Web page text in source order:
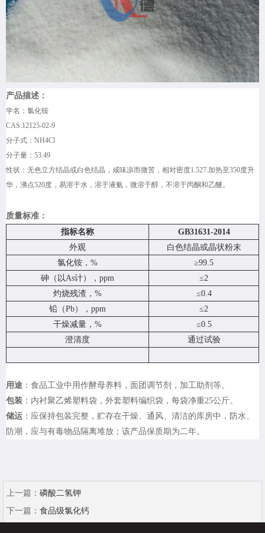
产品描述：
学名：氯化铵
CAS:12125-02-9
分子式：NH4Cl
分子量：53.49
性状：无色立方结晶或白色结晶，咸味凉而微苦，相对密度1.527.加热至350度升
华，沸点520度，易溶于水，溶于液氨，微溶于醇，不溶于丙酮和乙醚。
质量标准：
指标名称
GB31631-2014
外观
白色结晶或晶状粉末
氯化铵，%
≥99.5
砷（以As计），ppm
≤2
灼烧残渣，%
≤0.4
铅（Pb），ppm
≤2
干燥减量，%
≤0.5
澄清度
通过试验
用途 ：食品工业中用作酵母养料，面团调节剂，加工助剂等。
包装 ：内衬聚乙烯塑料袋，外套塑料编织袋，每袋净重25公斤。
储运 ：应保持包装完整，贮存在干燥、通风、清洁的库房中，防水、
防潮，应与有毒物品隔离堆放；该产品保质期为二年。
上一篇： 磷酸二氢钾
下一篇： 食品级氯化钙